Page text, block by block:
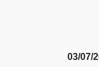
03/07/